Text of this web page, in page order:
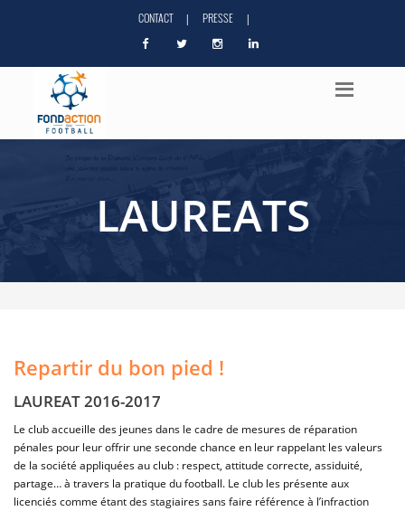
CONTACT | PRESSE |
LAUREATS
Repartir du bon pied !
LAUREAT 2016-2017
Le club accueille des jeunes dans le cadre de mesures de réparation
pénales pour leur offrir une seconde chance en leur rappelant les valeurs
de la société appliquées au club : respect, attitude correcte, assiduité,
partage… à travers la pratique du football. Le club les présente aux
licenciés comme étant des stagiaires sans faire référence à l’infraction